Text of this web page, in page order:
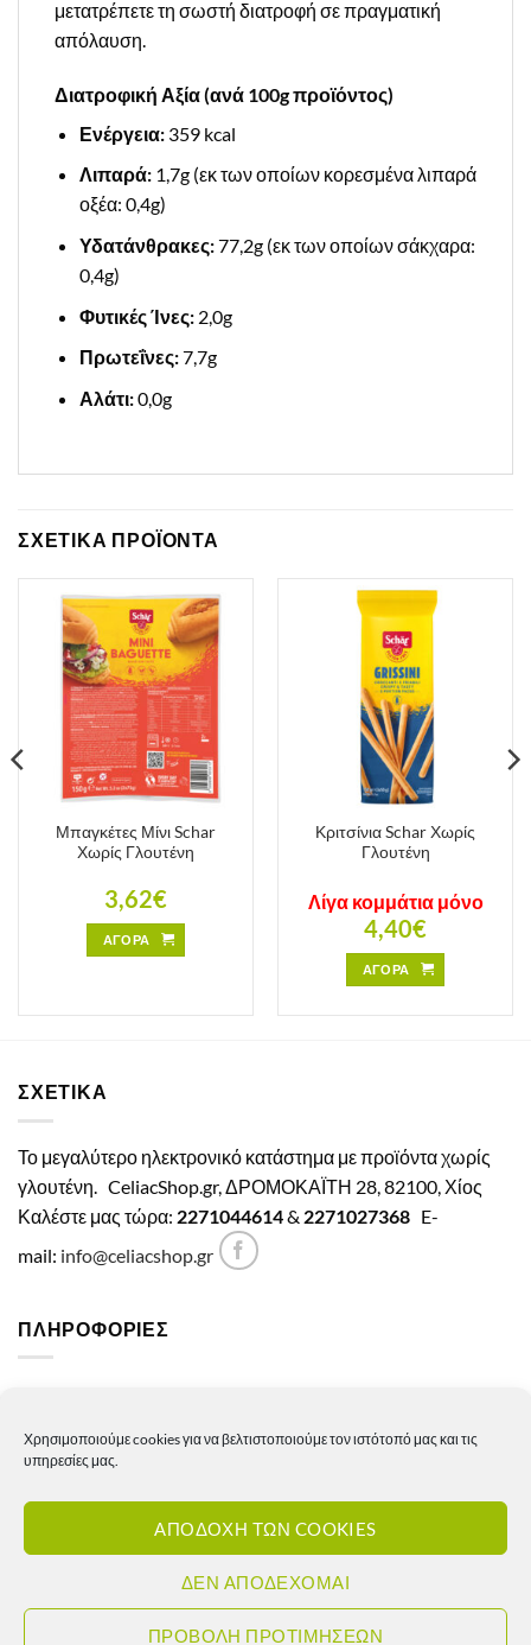
Χρησιμοποιούμε cookies για να βελτιστοποιούμε τον ιστότοπό μας και τις
υπηρεσίες μας.
ΑΠΟΔΟΧΗ ΤΩΝ COOKIES
ΔΕΝ ΑΠΟΔΕΧΟΜΑΙ
ΠΡΟΒΟΛΗ ΠΡΟΤΙΜΗΣΕΩΝ
μετατρέπετε τη σωστή διατροφή σε πραγματική
απόλαυση.
Διατροφική Αξία (ανά 100g προϊόντος)
Ενέργεια:359 kcal
Λιπαρά:1,7g (εκ των οποίων κορεσμένα λιπαρά
οξέα: 0,4g)
Υδατάνθρακες:77,2g (εκ των οποίων σάκχαρα:
0,4g)
Φυτικές Ίνες:2,0g
Πρωτεΐνες:7,7g
Αλάτι:0,0g
ΣΧΕΤΙΚΑ ΠΡΟΪΟΝΤΑ
Μπαγκέτες Μίνι Schar
Χωρίς Γλουτένη
3,62€
ΑΓΟΡΑ
Κριτσίνια Schar Χωρίς
Γλουτένη
Λίγα κομμάτια μόνο
4,40€
ΑΓΟΡΑ
ΣΧΕΤΙΚΑ
Το μεγαλύτερο ηλεκτρονικό κατάστημα με προϊόντα χωρίς
γλουτένη. CeliacShop.gr, ΔΡΟΜΟΚΑΪΤΗ 28, 82100, Χίος
Καλέστε μας τώρα: 2271044614& 2271027368 E-
mail: info@celiacshop.gr
ΠΛΗΡΟΦΟΡΙΕΣ
Πολιτική Απορρήτου
Πολιτική επιστροφών – ακυρώσεων
Πολιτική αποστολών